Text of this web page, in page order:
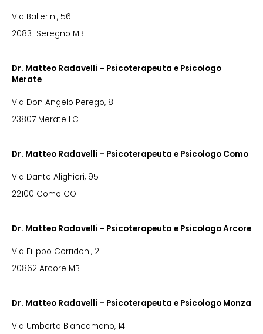
Via Ballerini, 56
20831 Seregno MB
Dr. Matteo Radavelli – Psicoterapeuta e Psicologo
Merate
Via Don Angelo Perego, 8
23807 Merate LC
Dr. Matteo Radavelli – Psicoterapeuta e Psicologo Como
Via Dante Alighieri, 95
22100 Como CO
Dr. Matteo Radavelli – Psicoterapeuta e Psicologo Arcore
Via Filippo Corridoni, 2
20862 Arcore MB
Dr. Matteo Radavelli – Psicoterapeuta e Psicologo Monza
Via Umberto Biancamano, 14